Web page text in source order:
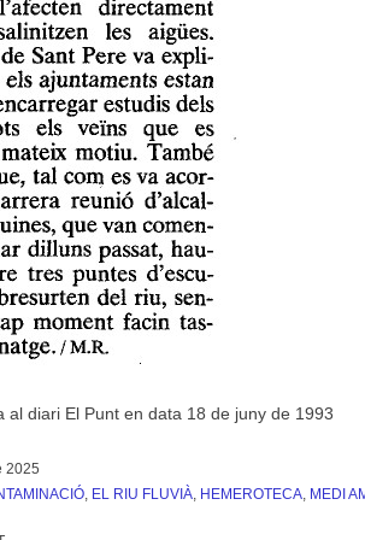
al diari El Punt en data 18 de juny de 1993
2025
, EL RIU FLUVIÀ, HEMEROTECA, MEDI